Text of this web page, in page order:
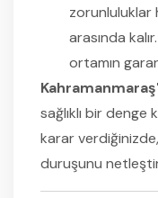
arasında
ortamın
sağlıklı bir denge
karar verdiğinizde,
duruşunu